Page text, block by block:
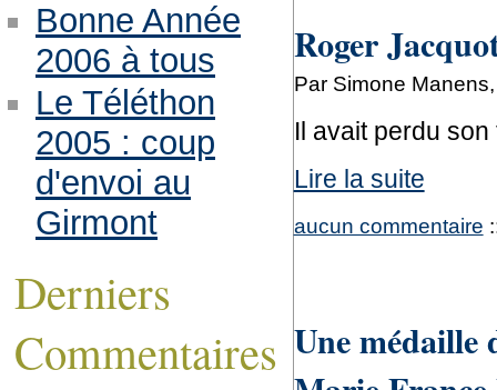
Roger
Par Simone
Il avait perdu
Lire la suite
aucun commentaire
Une médaille
Bonne Année
2006 à tous
Le Téléthon
2005 : coup
d'envoi au
Girmont
Derniers
Commentaires